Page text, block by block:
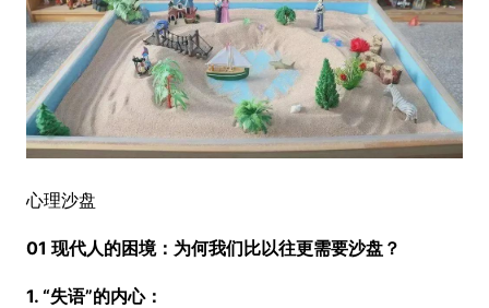
心理沙盘
01 现代人的困境：为何我们比以往更需要沙盘？
1. “失语”的内心：